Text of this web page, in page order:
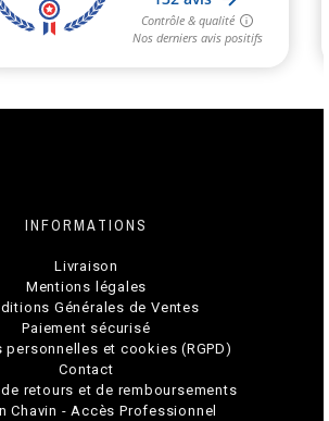
INFORMATIONS
Livraison
Mentions légales
Générales de Ventes
Paiement sécurisé
personnelles et cookies (RGPD)
Contact
retours et de remboursements
Chavin - Accès Professionnel